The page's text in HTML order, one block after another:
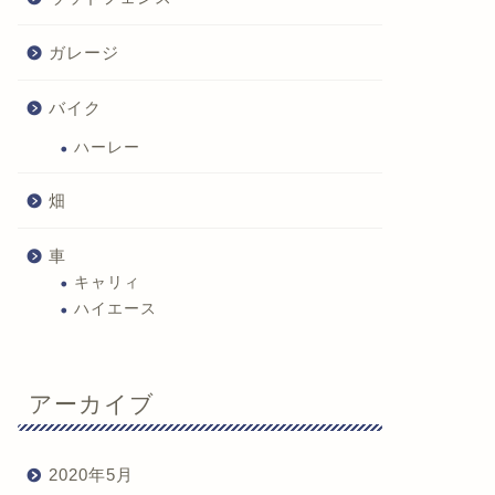
ガレージ
バイク
ハーレー
畑
車
キャリィ
ハイエース
アーカイブ
2020年5月